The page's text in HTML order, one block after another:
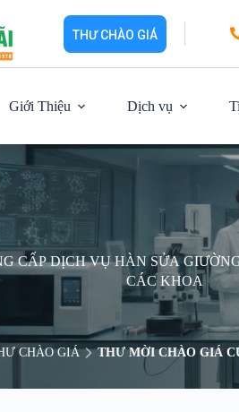
THƯ CHÀO GIÁ
Giới Thiệu Dịch vụ
CẤP DỊCH VỤ HÀN SỬA
CÁC KHOA
CHÀO GIÁ THƯ MỜI CHÀO GIÁ